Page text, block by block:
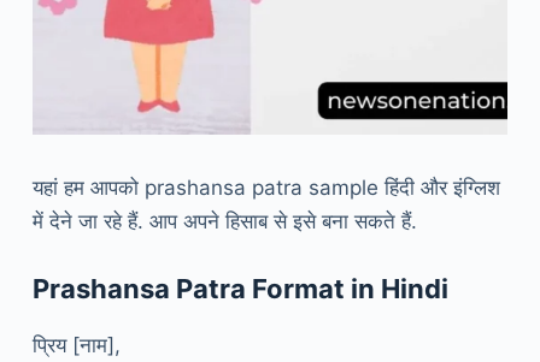
यहां हम आपको prashansa patra sample हिंदी और इंग्लिश
में देने जा रहे हैं. आप अपने हिसाब से इसे बना सकते हैं.
Prashansa Patra Format in Hindi
प्रिय [नाम],